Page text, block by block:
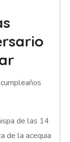
de las 14
de la acequia